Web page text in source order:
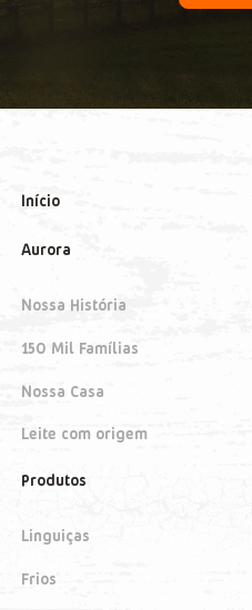
Início
Aurora
Nossa História
150 Mil Famílias
Nossa Casa
Leite com origem
Produtos
Linguiças
Frios